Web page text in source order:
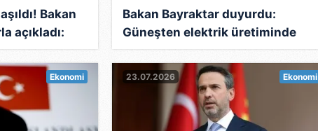
Bakan
açıkladı:
geçti
Bakan Bayraktar duyurdu:
Güneşten elektrik üretiminde
rekor!
Ekonomi 23.07.2026 Ekonomi